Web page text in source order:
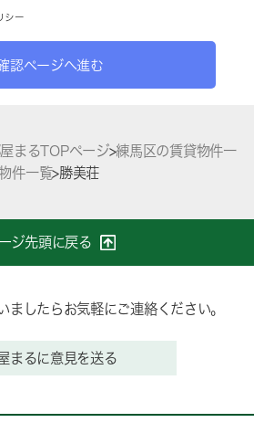
シー
認ページへ進む
まるTOPページ>練馬区の賃貸物件一
件一覧>勝美荘
ジ先頭に戻る
ましたらお気軽にご連絡ください。
まるに意見を送る